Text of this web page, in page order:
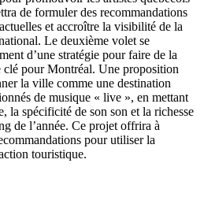
de formuler des recommandations
et accroître la visibilité de la
Le deuxième volet se
d’une stratégie pour faire de la
pour Montréal. Une proposition
la ville comme une destination
de musique « live », en mettant
la spécificité de son son et la richesse
de l’année. Ce projet offrira à
pour utiliser la
touristique.